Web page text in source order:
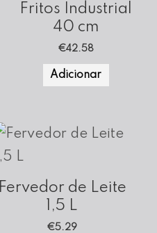
Fritos Industrial
40 cm
€42.58
Adicionar
Fervedor de Leite
1,5 L
€5.29